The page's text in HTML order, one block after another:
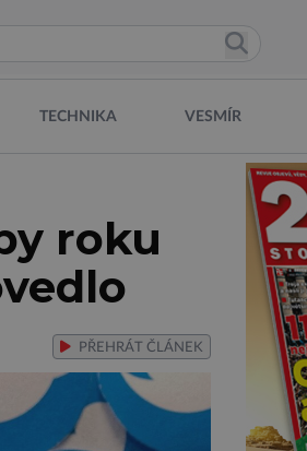
TECHNIKA VESMÍR
roku
PŘEHRÁT ČLÁNEK